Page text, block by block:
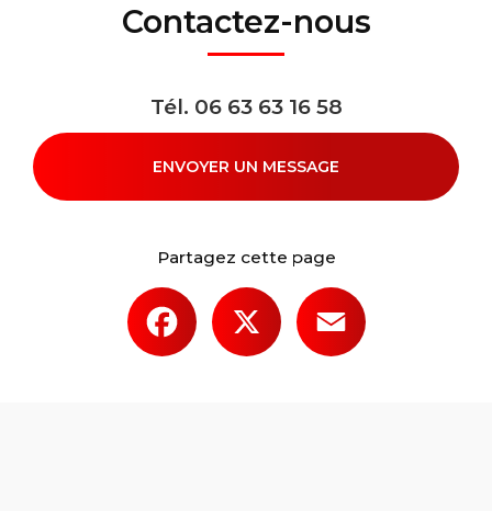
Contactez-nous
Tél. 06 63 63 16 58
ENVOYER UN MESSAGE
Partagez cette page
Facebook